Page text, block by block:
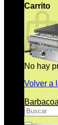
Carrito
No hay
Volver a
Buscar
por: